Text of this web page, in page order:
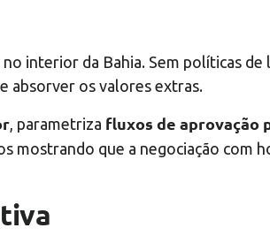
interior da Bahia. Sem políticas de
absorver os valores extras.
, parametriza fluxos de aprovação
mostrando que a negociação com